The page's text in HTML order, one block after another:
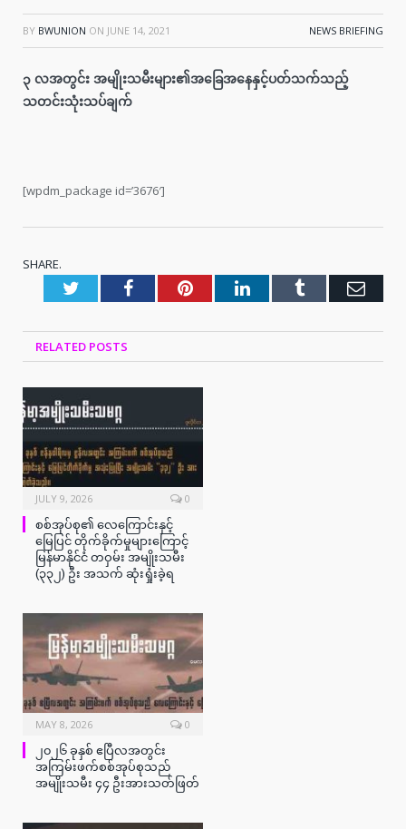
BY BWUNION ON JUNE 14, 2021 NEWS BRIEFING
၃ လအတွင်း အမျိုးသမီးများ၏အခြေအနေနှင့်ပတ်သက်သည့်
သတင်းသုံးသပ်ချက်
[wpdm_package id=’3676′]
SHARE.
TwitterFacebookPinterestLinkedInTumblr
RELATED POSTS
JULY 9, 2026 0
စစ်အုပ်စု၏ လေကြောင်းနှင့်
မြေပြင် တိုက်ခိုက်မှုများကြောင့်
မြန်မာနိုင်ငံ တဝှမ်း အမျိုးသမီး
(၃၃၂) ဦး အသက် ဆုံးရှုံးခဲ့ရ
MAY 8, 2026 0
၂၀၂၆ ခုနှစ် ဧပြီလအတွင်း
အကြမ်းဖက်စစ်အုပ်စုသည်
အမျိုးသမီး ၄၄ ဦးအားသတ်ဖြတ်